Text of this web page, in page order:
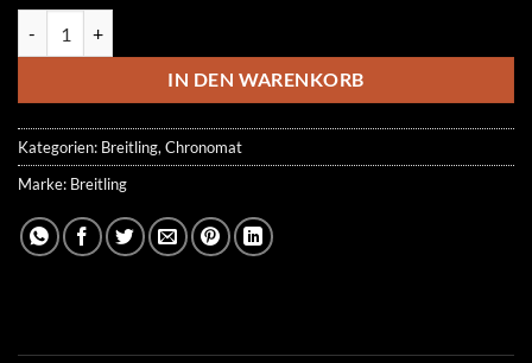
499.00 €269.00 €.
IN DEN WARENKORB
Kategorien: Breitling, Chronomat
Marke: Breitling